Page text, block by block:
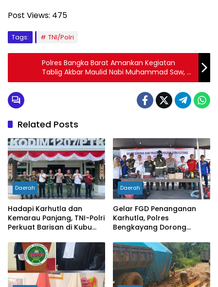
Post Views: 475
Tags: TNI/Polri
Polres Bangka Barat Amankan Kegiatan
Tablig Akbar Maulid Nabi Muhammad Saw, Di
Desa Air Limau
Related Posts
Daerah
Hadapi Karhutla dan
Kemarau Panjang, TNI-Polri
Perkuat Barisan di Kubu
Daerah
Gelar FGD Penanganan
Karhutla, Polres
Bengkayang Dorong
hingga Desa Tanggap
Bencana